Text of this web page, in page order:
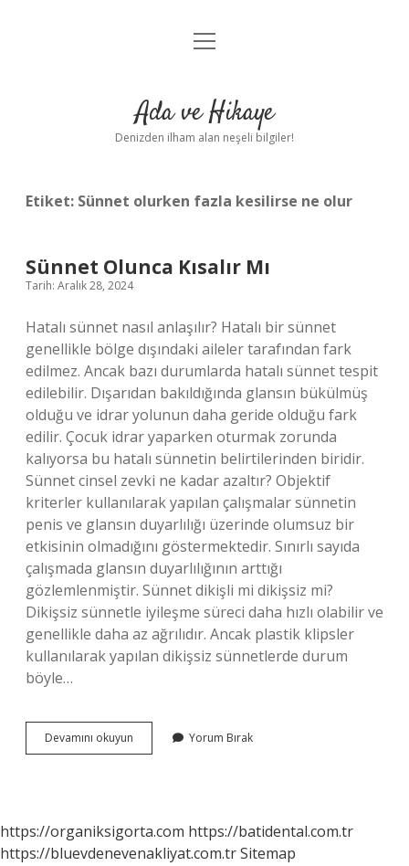
Anasayfa
Yasal Uyarı
menüyü
Ada ve Hikaye
Denizden ilham alan neşeli bilgiler!
Etiket: Sünnet olurken fazla kesilirse ne olur
Sünnet Olunca Kısalır Mı
Tarih: Aralık 28, 2024
Hatalı sünnet nasıl anlaşılır? Hatalı bir sünnet
genellikle bölge dışındaki aileler tarafından fark
edilmez. Ancak bazı durumlarda hatalı sünnet tespit
edilebilir. Dışarıdan bakıldığında glansın bükülmüş
olduğu ve idrar yolunun daha geride olduğu fark
edilir. Çocuk idrar yaparken oturmak zorunda
kalıyorsa bu hatalı sünnetin belirtilerinden biridir.
Sünnet cinsel zevki ne kadar azaltır? Objektif
kriterler kullanılarak yapılan çalışmalar sünnetin
penis ve glansın duyarlılığı üzerinde olumsuz bir
etkisinin olmadığını göstermektedir. Sınırlı sayıda
çalışmada glansın duyarlılığının arttığı
gözlemlenmiştir. Sünnet dikişli mi dikişsiz mi?
Dikişsiz sünnetle iyileşme süreci daha hızlı olabilir ve
genellikle daha az ağrılıdır. Ancak plastik klipsler
kullanılarak yapılan dikişsiz sünnetlerde durum
böyle…
Devamını okuyun
Olunca
Yorum Bırak
https://organiksigorta.com https://batidental.com.tr
https://bluevdenevenakliyat.com.trSitemap